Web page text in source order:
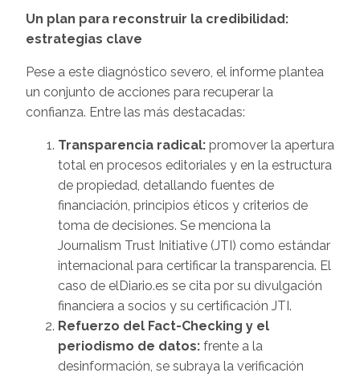
Un plan para reconstruir la credibilidad:
estrategias clave
Pese a este diagnóstico severo, el informe plantea
un conjunto de acciones para recuperar la
confianza. Entre las más destacadas:
Transparencia radical: promover la apertura
total en procesos editoriales y en la estructura
de propiedad, detallando fuentes de
financiación, principios éticos y criterios de
toma de decisiones. Se menciona la
Journalism Trust Initiative (JTI) como estándar
internacional para certificar la transparencia. El
caso de elDiario.es se cita por su divulgación
financiera a socios y su certificación JTI.
Refuerzo del Fact-Checking y el
periodismo de datos: frente a la
desinformación, se subraya la verificación